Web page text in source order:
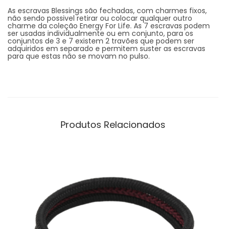
As escravas Blessings são fechadas, com charmes fixos,
não sendo possivel retirar ou colocar qualquer outro
charme da coleção Energy For Life. As 7 escravas podem
ser usadas individualmente ou em conjunto, para os
conjuntos de 3 e 7 existem 2 travões que podem ser
adquiridos em separado e permitem suster as escravas
para que estas não se movam no pulso.
Produtos Relacionados